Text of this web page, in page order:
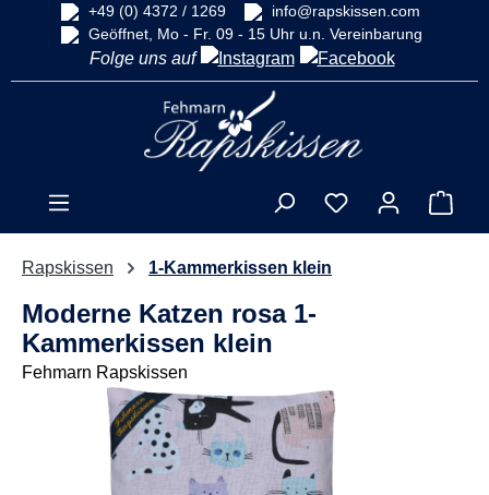
springen
+49 (0) 4372 / 1269
info@rapskissen.com
Geöffnet, Mo - Fr. 09 - 15 Uhr u.n. Vereinbarung
Folge uns auf
Rapskissen 1-Kammerkissen klein
Moderne Katzen rosa 1-
Kammerkissen klein
Fehmarn Rapskissen
Bildergalerie überspringen